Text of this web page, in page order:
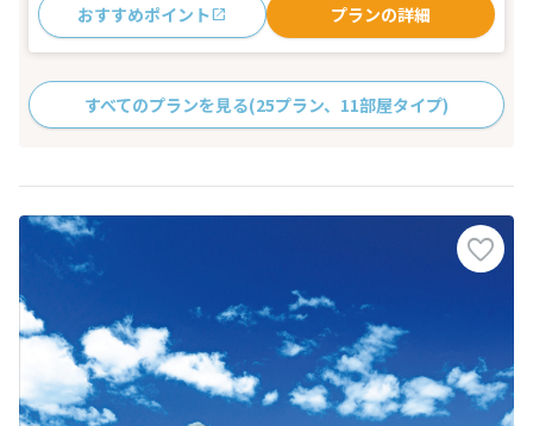
おすすめポイント プランの詳細
すべてのプランを見る(25プラン、11部屋タイプ)